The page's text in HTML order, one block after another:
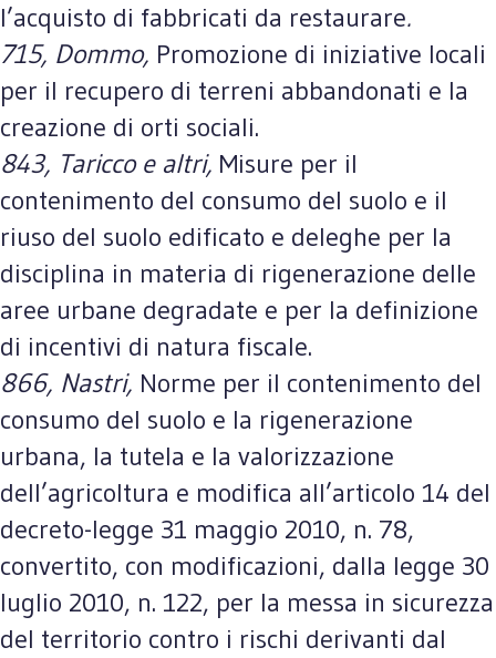
l’acquisto di fabbricati da restaurare.
715, Dommo, Promozione di iniziative locali
per il recupero di terreni abbandonati e la
creazione di orti sociali.
843, Taricco e altri, Misure per il
contenimento del consumo del suolo e il
riuso del suolo edificato e deleghe per la
disciplina in materia di rigenerazione delle
aree urbane degradate e per la definizione
di incentivi di natura fiscale.
866, Nastri, Norme per il contenimento del
consumo del suolo e la rigenerazione
urbana, la tutela e la valorizzazione
dell’agricoltura e modifica all’articolo 14 del
decreto-legge 31 maggio 2010, n. 78,
convertito, con modificazioni, dalla legge 30
luglio 2010, n. 122, per la messa in sicurezza
del territorio contro i rischi derivanti dal